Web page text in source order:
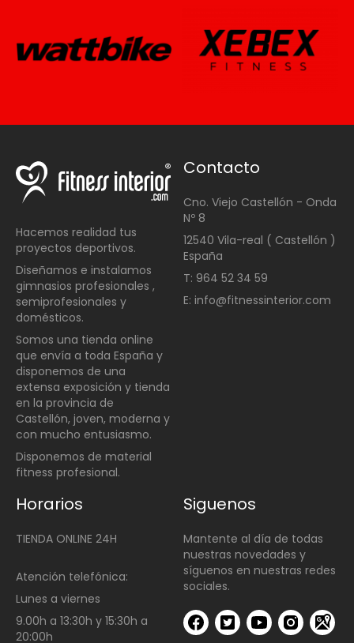
Hacemos realidad tus
proyectos deportivos.
Diseñamos e instalamos
gimnasios profesionales ,
semiprofesionales y
domésticos.
Somos una tienda online
que envía a toda España y
disponemos de una
extensa exposición y tienda
en la provincia de
Castellón, joven, moderna y
con mucho entusiasmo.
Disponemos de material
fitness profesional.
Contacto
Cno. Viejo Castellón - Onda
Nº 8
12540 Vila-real ( Castellón )
España
T: 964 52 34 59
E: info@fitnessinterior.com
Horarios
TIENDA ONLINE 24H
Atención telefónica:
Lunes a viernes
9.00h a 13:30h y 15:30h a
20:00h
Siguenos
Mantente al día de todas
nuestras novedades y
síguenos en nuestras redes
sociales.